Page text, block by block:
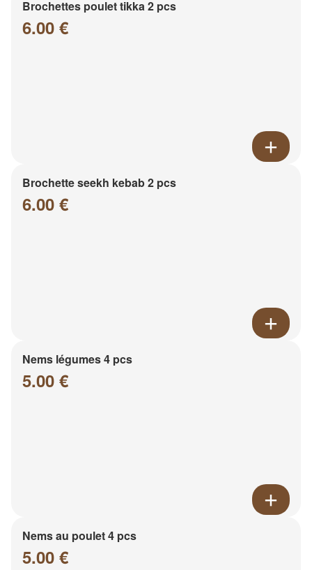
Brochettes poulet tikka 2 pcs
6.00 €
Brochette seekh kebab 2 pcs
6.00 €
Nems légumes 4 pcs
5.00 €
Nems au poulet 4 pcs
5.00 €